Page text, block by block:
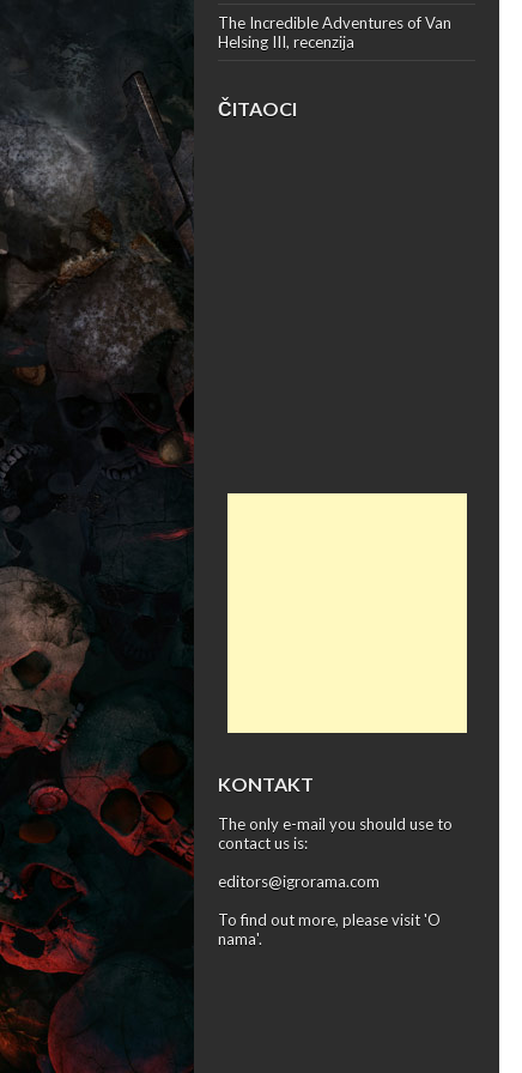
The Incredible Adventures of Van
Helsing III, recenzija
ČITAOCI
KONTAKT
The only e-mail you should use to
contact us is:
editors@igrorama.com
To find out more, please visit 'O
nama'.